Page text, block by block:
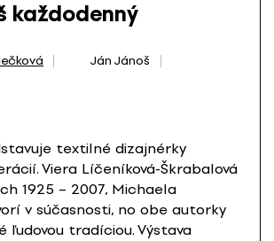
každodenný
Ján Jánoš
textilné dizajnérky
Viera Líčeníková-Škrabalová
1925 – 2007, Michaela
v súčasnosti, no obe autorky
ľudovou tradíciou. Výstava